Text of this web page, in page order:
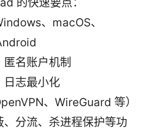
的快速要点：
、macOS、
名账户机制
日志最小化
、WireGuard 等）
、分流、杀进程保护等功